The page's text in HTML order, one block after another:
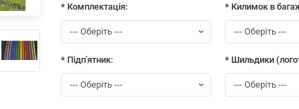
* Комплектація: * Килимок в
* Підп'ятник: * Шильдики